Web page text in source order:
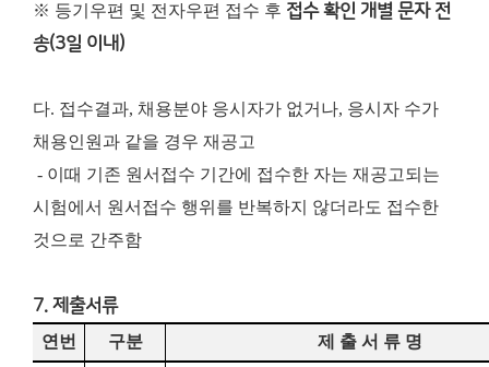
※ 등기우편 및 전자우편 접수 후 접수 확인 개별 문자 전
송(3일 이내)
다. 접수결과, 채용분야 응시자가 없거나, 응시자 수가
채용인원과 같을 경우 재공고
- 이때 기존 원서접수 기간에 접수한 자는 재공고되는
시험에서 원서접수 행위를 반복하지 않더라도 접수한
것으로 간주함
7. 제출서류
연번 구분 제 출 서 류 명